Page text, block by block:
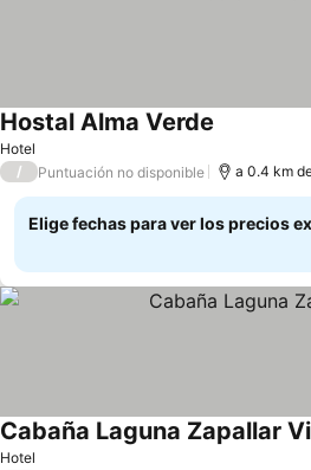
Hotel
Hostal Alma Verde
/ Puntuación no disponible a 0.4 km
Elige fechas para ver los precios
Hotel
Cabaña Laguna Zapallar